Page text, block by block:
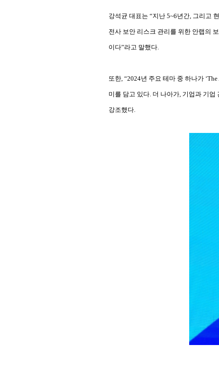
강석균 대표는 “지난 5~6년간, 그리고
전사 보안 리스크 관리를 위한 안랩의
이다”라고 말했다.
또한, “2024년 주요 테마 중 하나가
미를 담고 있다. 더 나아가, 기업과 기
강조했다.